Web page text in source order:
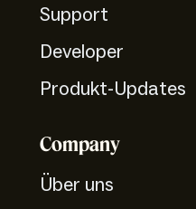
Support
Developer
Produkt-Updates
Company
Über uns